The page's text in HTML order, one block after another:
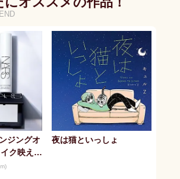
ジングオ
ク映えす
夜は猫といっしょ